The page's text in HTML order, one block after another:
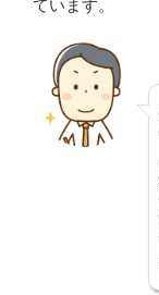
ています。